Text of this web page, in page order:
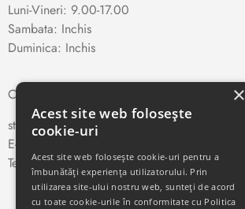
Luni-Vineri: 9.00-17.00
Sambata: Inchis
Duminica: Inchis
CONTACT
str. Traian Vuia nr. 66, Cluj-Napoca
E-mail:
Telefon:0264-410327
×
Acest site web folosește
cookie-uri
Acest site web folosește cookie-uri pentru a
îmbunătăți experiența utilizatorului. Prin
utilizarea site-ului nostru web, sunteți de acord
cu toate cookie-urile în conformitate cu Politica